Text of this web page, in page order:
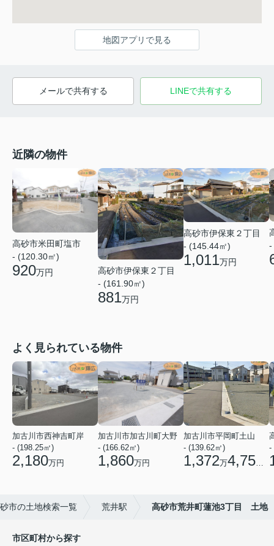
地図アプリで見る
メールで共有する LINEで共有する
近隣の物件
高砂市米田町塩市
- (120.30㎡)
920万円
高砂市伊保東２丁目
- (161.90㎡)
881万円
高砂市伊保東２丁目
- (145.44㎡)
1,011万円
-
よく見られている物件
加古川市西神吉町岸
- (198.25㎡)
2,180万円
加古川市加古川町大野
- (166.62㎡)
1,860万円
加古川市平岡町土山
- (139.62㎡)
1,372万4,750 円
-
市の土地検索一覧 荒井駅 高砂市荒井町蓮池3丁目 土地
市区町村から探す